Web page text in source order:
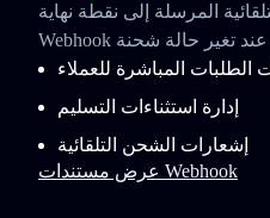
المرسلة إلى نقطة نهاية
الطلبات المباشرة للعملاء
إدارة استثناءات التسليم
إشعارات الشحن التلقائية
عرض مستندات Webhook